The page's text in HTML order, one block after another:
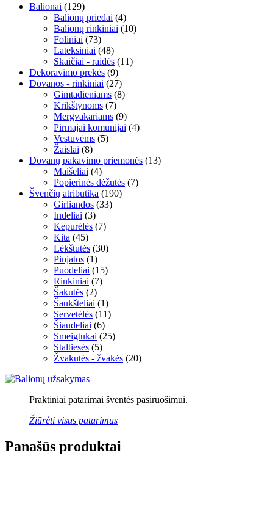
Balionai (129)
Balionų priedai (4)
Balionų rinkiniai (10)
Foliniai (73)
Lateksiniai (48)
Skaičiai - raidės (11)
Dekoravimo prekės (9)
Dovanos - rinkiniai (27)
Gimtadieniams (8)
Krikštynoms (7)
Mergvakariams (9)
Pirmajai komunijai (4)
Vestuvėms (5)
Žaislai (8)
Dovanų pakavimo priemonės (13)
Maišeliai (4)
Popierinės dėžutės (7)
Švenčių atributika (190)
Girliandos (33)
Indeliai (3)
Kepurėlės (7)
Kita (45)
Lėkštutės (30)
Pinjatos (1)
Puodeliai (15)
Rinkiniai (7)
Šakutės (2)
Šaukšteliai (1)
Servetėlės (11)
Šiaudeliai (6)
Smeigtukai (25)
Staltiesės (5)
Žvakutės - žvakės (20)
Praktiniai patarimai šventės pasiruošimui.
Žiūrėti visus patarimus
Panašūs produktai